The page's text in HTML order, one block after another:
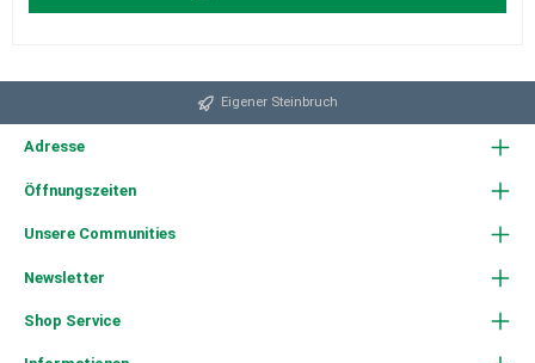
Eigener Steinbruch
Adresse
Öffnungszeiten
Unsere Communities
Newsletter
Shop Service